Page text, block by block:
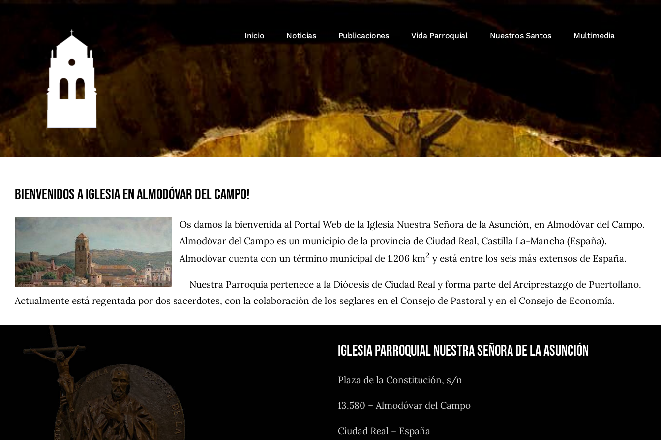
Inicio Noticias Publicaciones Vida Parroquial Nuestros Santos Multimedia
Bienvenidos a Iglesia en Almodóvar del Campo!
Os damos la bienvenida al Portal Web de la Iglesia Nuestra Señora de la Asunción, en Almodóvar del Campo.
Almodóvar del Campo es un municipio de la provincia de Ciudad Real, Castilla La-Mancha (España).
Almodóvar cuenta con un término municipal de 1.206 km2 y está entre los seis más extensos de España.
Nuestra Parroquia pertenece a la Diócesis de Ciudad Real y forma parte del Arciprestazgo de Puertollano.
Actualmente está regentada por dos sacerdotes, con la colaboración de los seglares en el Consejo de Pastoral y en el Consejo de Economía.
Iglesia Parroquial Nuestra Señora de la Asunción
Plaza de la Constitución, s/n
13.580 – Almodóvar del Campo
Ciudad Real – España